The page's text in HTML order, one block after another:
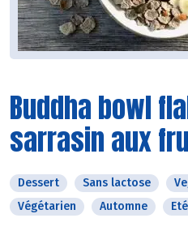
Buddha bowl
sarrasin aux
Dessert Sans lactose
Végétarien
Automne Eté